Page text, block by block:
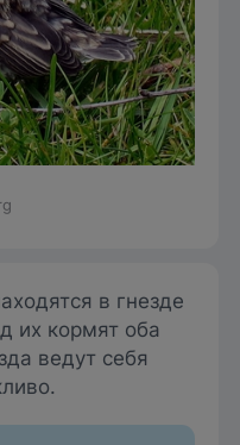
в гнезде
их кормят оба
ведут себя